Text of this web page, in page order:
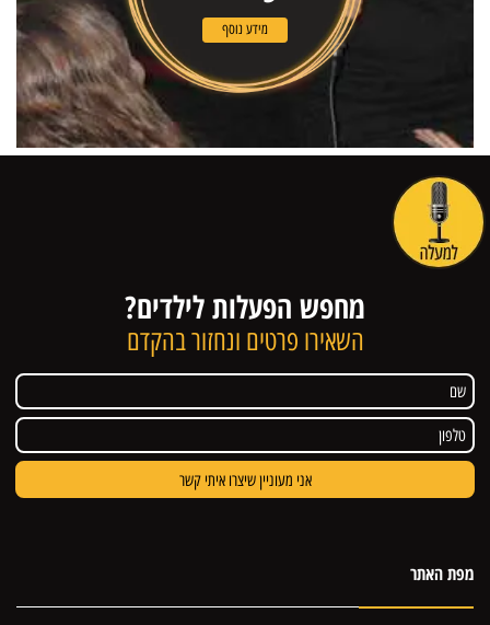
מידע נוסף
מחפש הפעלות לילדים?
השאירו פרטים ונחזור בהקדם
מפת האתר